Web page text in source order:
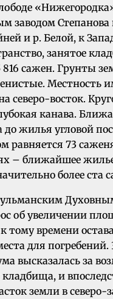
заводом
и р. Белой, к
занятое
816 сажен. Грунты
Местность
северо-восток.
канава.
жилья угловой
равняется 73
– ближайшее
более ста
об увеличении
тому времени
для погребений.
высказалась за
и
земли в северо-